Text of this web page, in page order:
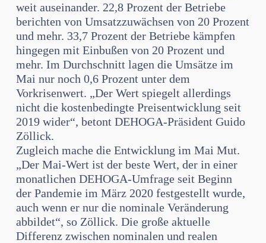
weit auseinander. 22,8 Prozent der Betriebe
berichten von Umsatzzuwächsen von 20 Prozent
und mehr. 33,7 Prozent der Betriebe kämpfen
hingegen mit Einbußen von 20 Prozent und
mehr. Im Durchschnitt lagen die Umsätze im
Mai nur noch 0,6 Prozent unter dem
Vorkrisenwert. „Der Wert spiegelt allerdings
nicht die kostenbedingte Preisentwicklung seit
2019 wider“, betont DEHOGA-Präsident Guido
Zöllick.
Zugleich mache die Entwicklung im Mai Mut.
„Der Mai-Wert ist der beste Wert, der in einer
monatlichen DEHOGA-Umfrage seit Beginn
der Pandemie im März 2020 festgestellt wurde,
auch wenn er nur die nominale Veränderung
abbildet“, so Zöllick. Die große aktuelle
Differenz zwischen nominalen und realen